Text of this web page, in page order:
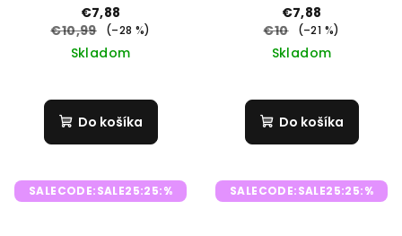
€7,88
€10,99
(–28 %)
Skladom
Do košíka
€7,88
€10
(–21 %)
Skladom
Do košíka
SALECODE:SALE25:25:% SALECODE:SALE25:25:%